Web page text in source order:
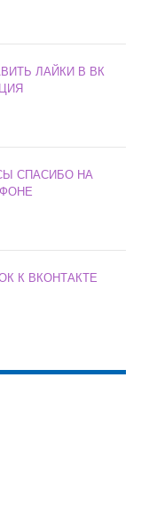
ЛАЙКИ В ВК
СПАСИБО НА
К ВКОНТАКТЕ